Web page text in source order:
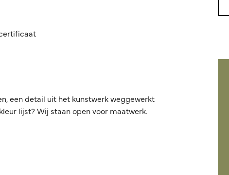
een detail uit het kunstwerk weggewerkt
lijst? Wij staan open voor maatwerk.